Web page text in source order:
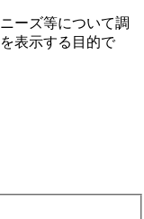
ーズ等について調
表⽰する⽬的で